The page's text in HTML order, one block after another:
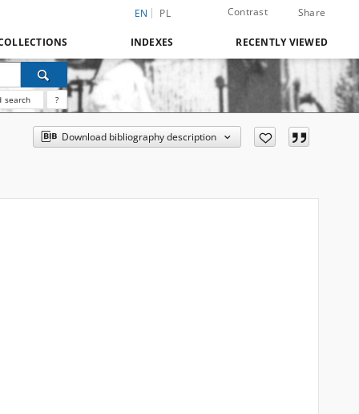
EN PL Contrast Share
INDEXES RECENTLY VIEWED
search ?
Download bibliography description